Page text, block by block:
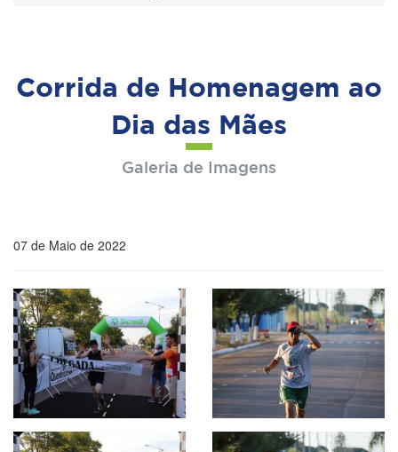
Corrida de Homenagem ao
Dia das Mães
Galeria de Imagens
07 de Maio de 2022